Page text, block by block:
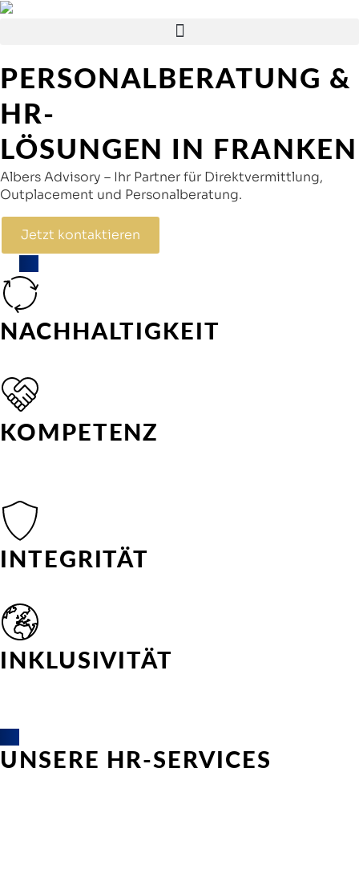
PERSONALBERATUNG &
HR-
LÖSUNGEN IN FRANKEN
Albers Advisory – Ihr Partner für Direktvermittlung,
Outplacement und Personalberatung.
Jetzt kontaktieren
NACHHALTIGKEIT
KOMPETENZ
INTEGRITÄT
INKLUSIVITÄT
UNSERE HR-SERVICES